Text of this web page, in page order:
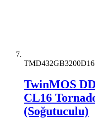
TwinMOS
CL16
(Soğutuculu)